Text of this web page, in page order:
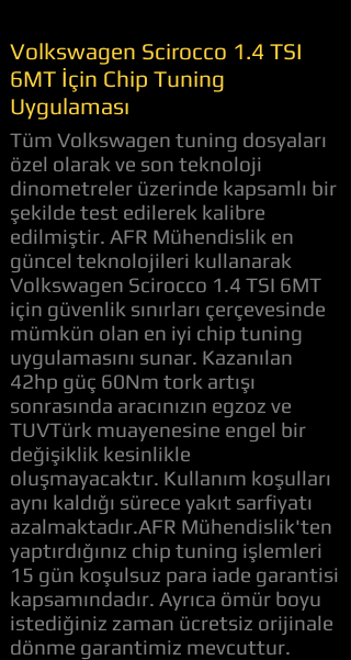
Volkswagen Scirocco 1.4 TSI
6MT İçin Chip Tuning
Uygulaması
Tüm Volkswagen tuning dosyaları
özel olarak ve son teknoloji
dinometreler üzerinde kapsamlı bir
şekilde test edilerek kalibre
edilmiştir. AFR Mühendislik en
güncel teknolojileri kullanarak
Volkswagen Scirocco 1.4 TSI 6MT
için güvenlik sınırları çerçevesinde
mümkün olan en iyi chip tuning
uygulamasını sunar. Kazanılan
42hp güç 60Nm tork artışı
sonrasında aracınızın egzoz ve
TUVTürk muayenesine engel bir
değişiklik kesinlikle
oluşmayacaktır. Kullanım koşulları
aynı kaldığı sürece yakıt sarfiyatı
azalmaktadır.AFR Mühendislik'ten
yaptırdığınız chip tuning işlemleri
15 gün koşulsuz para iade garantisi
kapsamındadır. Ayrıca ömür boyu
istediğiniz zaman ücretsiz orijinale
dönme garantimiz mevcuttur.